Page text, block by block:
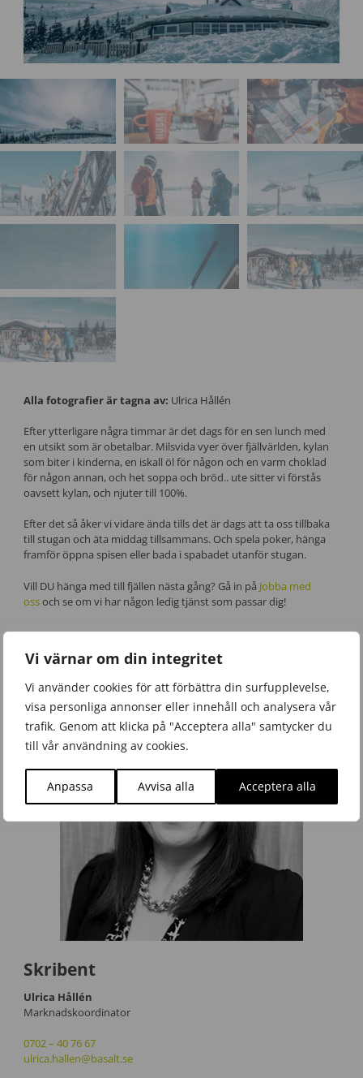
Vi värnar om din integritet
Vi använder cookies för att förbättra din surfupplevelse,
visa personliga annonser eller innehåll och analysera vår
trafik. Genom att klicka på "Acceptera alla" samtycker du
till vår användning av cookies.
Anpassa Avvisa alla Acceptera alla
Alla fotografier är tagna av: Ulrica Hållén
Efter ytterligare några timmar är det dags för en sen lunch med
en utsikt som är obetalbar. Milsvida vyer över fjällvärlden, kylan
som biter i kinderna, en iskall öl för någon och en varm choklad
för någon annan, och het soppa och bröd.. ute sitter vi förstås
oavsett kylan, och njuter till 100%.
Efter det så åker vi vidare ända tills det är dags att ta oss tillbaka
till stugan och äta middag tillsammans. Och spela poker, hänga
framför öppna spisen eller bada i spabadet utanför stugan.
Vill DU hänga med till fjällen nästa gång? Gå in på Jobba med
ossoch se om vi har någon ledig tjänst som passar dig!
Skribent
Ulrica Hållén
Marknadskoordinator
0702 – 40 76 67
ulrica.hallen@basalt.se